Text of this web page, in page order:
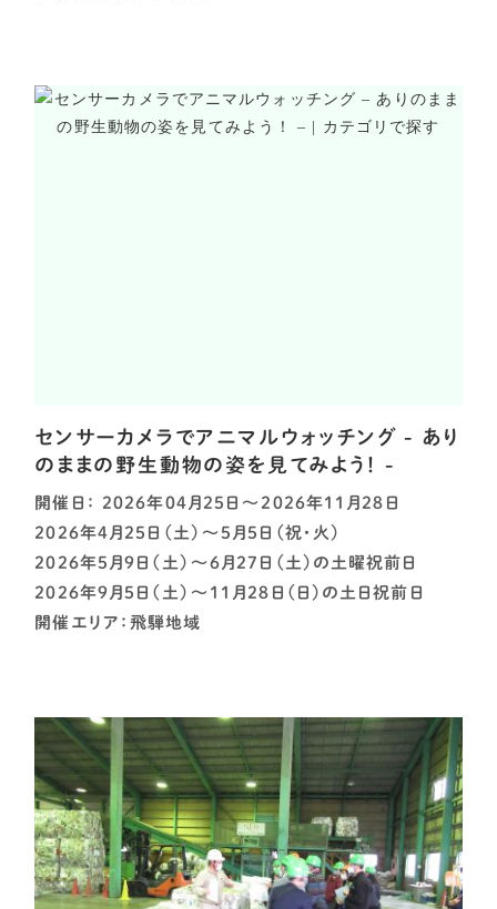
センサーカメラでアニマルウォッチング - あり
のままの野生動物の姿を見てみよう！ -
開催日： 2026年04月25日～2026年11月28日
2026年4月25日（土）～5月5日（祝・火）
2026年5月9日（土）～6月27日（土）の土曜祝前日
2026年9月5日（土）～11月28日（日）の土日祝前日
開催エリア：飛騨地域